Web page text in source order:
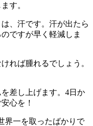
す。
、汗です。汗が出たら
ですが早く軽減しま
れば腫れるでしょう。
差し上げます。4日か
心を！
界一を取ったばかりで